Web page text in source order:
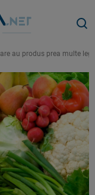
au produs prea multe